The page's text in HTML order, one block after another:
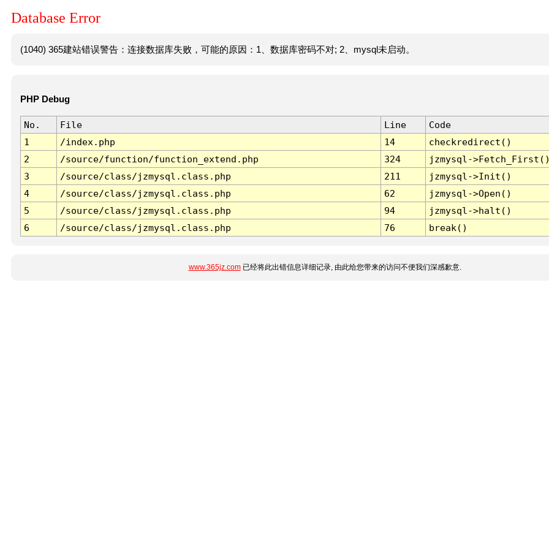
Database Error
(1040) 365建站错误警告：连接数据库失败，可能的原因：1、数据库密码不对; 2、mysql未启动。
PHP Debug
No. File Line
Code
1
/index.php 14
checkredirect()
2
/source/function/function_extend.php 324
jzmysql-
3
/source/class/jzmysql.class.php 211
jzmysql->Init()
4
/source/class/jzmysql.class.php 62
jzmysql->Open()
5
/source/class/jzmysql.class.php 94
jzmysql->halt()
6
/source/class/jzmysql.class.php 76 break()
www.365jz.com已经将此出错信息详细记录, 由此给您带来的访问不便我们深感歉意.